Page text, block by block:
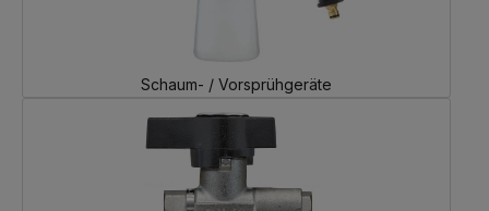
Schaum- / Vorsprühgeräte